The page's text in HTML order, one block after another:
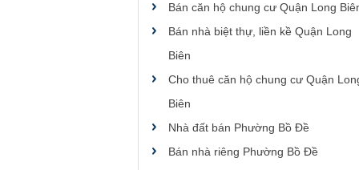
Bán căn hộ chung cư Quận Long
Bán nhà biệt thự, liền kề Quận Long
Biên
Cho thuê căn hộ chung cư Quận
Biên
Nhà đất bán Phường Bồ Đề
Bán nhà riêng Phường Bồ Đề